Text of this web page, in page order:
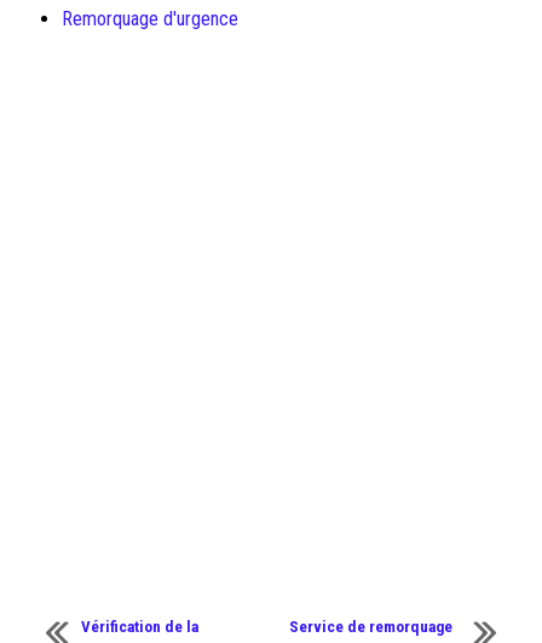
Remorquage d'urgence
Vérification de la
Service de remorquage